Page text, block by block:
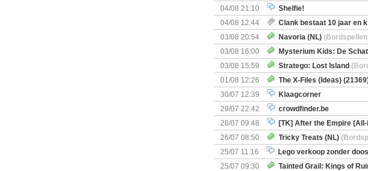
Prijsverlagingen, Imperium Horizons, 20
04/08 21:10
Shelfie!
04/08 12:44
Clank bestaat 10 jaar en
+ nieuwe uitbreiding
03/08 20:54 Navoria (NL)
03/08 16:00
Mysterium Kids: De
Kapitein Boe
(Bordspellen)
03/08 15:59 Stratego: Lost Island
01/08 12:26
The X-Files (Ideas)
30/07 12:39
Klaagcorner
29/07 22:42
crowdfinder.be
28/07 09:48
[TK] After the Empire
26/07 08:50
Tricky Treats (NL)
25/07 11:16
Lego verkoop zonder doos
25/07 09:30
Tainted Grail: Kings of